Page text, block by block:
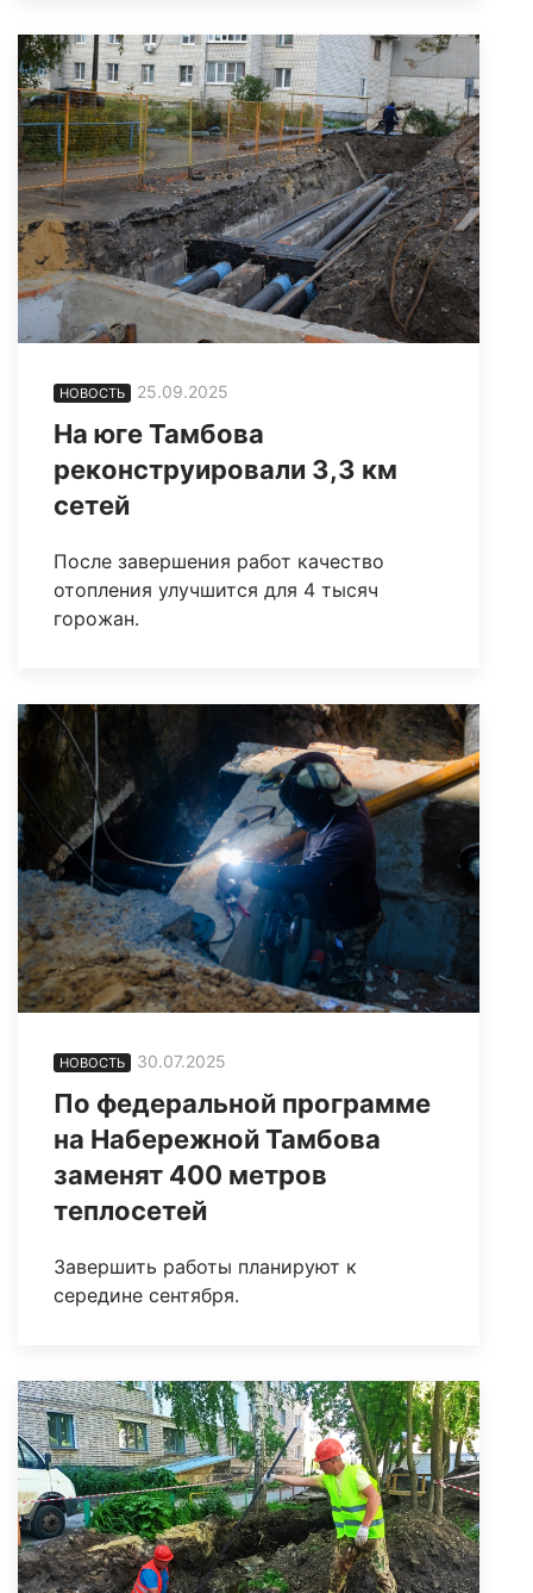
НОВОСТЬ 25.09.2025
На юге Тамбова
реконструировали 3,3 км
сетей
После завершения работ качество
отопления улучшится для 4 тысяч
горожан.
НОВОСТЬ 30.07.2025
По федеральной программе
на Набережной Тамбова
заменят 400 метров
теплосетей
Завершить работы планируют к
середине сентября.